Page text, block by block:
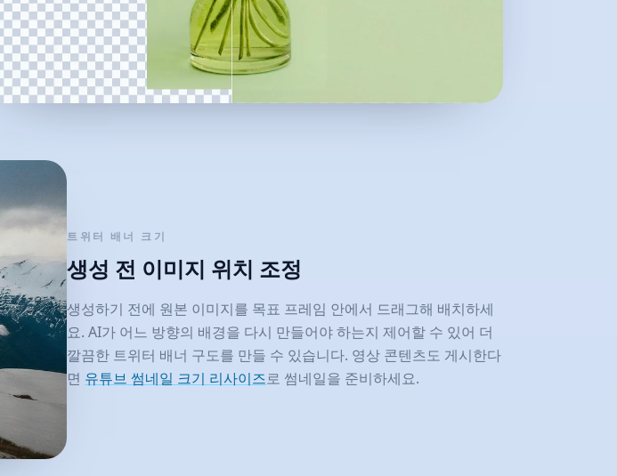
트위터 배너 크기
생성 전 이미지 위치 조정
생성하기 전에 원본 이미지를 목표 프레임 안에서 드래그해 배치하세
요. AI가 어느 방향의 배경을 다시 만들어야 하는지 제어할 수 있어 더
깔끔한 트위터 배너 구도를 만들 수 있습니다. 영상 콘텐츠도 게시한다
면 유튜브 썸네일 크기 리사이즈로 썸네일을 준비하세요.